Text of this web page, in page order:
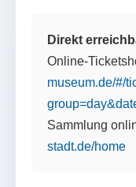
Direkt
Online-
museum.de/#/
Sammlung
stadt.de/home